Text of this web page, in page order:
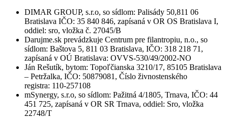
DIMAR GROUP, s.r.o, so sídlom: Palisády 50,811 06
Bratislava IČO: 35 840 846, zapísaná v OR OS Bratislava I,
oddiel: sro, vložka č. 27045/B
Darujme.sk prevádzkuje Centrum pre filantropiu, n.o., so
sídlom: Baštova 5, 811 03 Bratislava, IČO: 318 218 71,
zapísaná v OÚ Bratislava: OVVS-530/49/2002-NO
Ján Rešutík, bytom: Topoľčianska 3210/17, 85105 Bratislava
– Petržalka, IČO: 50879081, Číslo živnostenského
registra: 110-257108
mSynergy, s.r.o, so sídlom: Pažitná 4/1805, Trnava, IČO: 44
451 725, zapísaná v OR SR Trnava, oddiel: Sro, vložka
22748/T